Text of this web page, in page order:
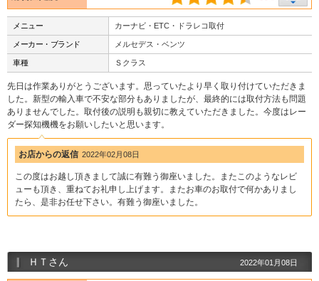
メニュー カーナビ・ETC・ドラレコ取付
メーカー・ブランド メルセデス・ベンツ
車種 Ｓクラス
先日は作業ありがとうございます。思っていたより早く取り付けていただきま
した。新型の輸入車で不安な部分もありましたが、最終的には取付方法も問題
ありませんでした。取付後の説明も親切に教えていただきました。今度はレー
ダー探知機機をお願いしたいと思います。
お店からの返信 2022年02月08日
この度はお越し頂きまして誠に有難う御座いました。またこのようなレビ
ューも頂き、重ねてお礼申し上げます。またお車のお取付で何かありまし
たら、是非お任せ下さい。有難う御座いました。
ＨＴさん 2022年01月08日